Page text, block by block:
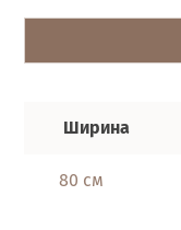
Ширина
80 см